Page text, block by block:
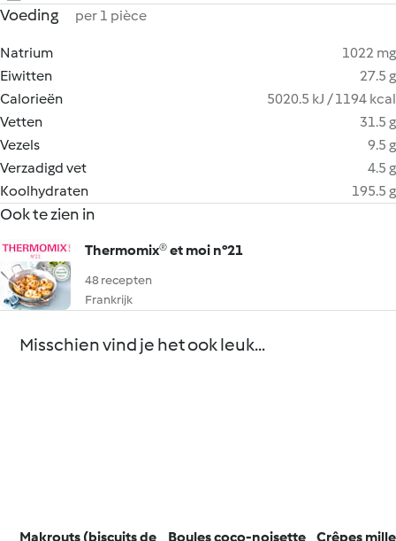
Voeding per 1 pièce
Natrium
1022 mg
Eiwitten
27.5 g
Calorieën
5020.5 kJ / 1194 kcal
Vetten
31.5 g
Vezels
9.5 g
Verzadigd vet
4.5 g
Koolhydraten
195.5 g
Ook te zien in
Thermomix® et moi n°21
48 recepten
Frankrijk
Misschien vind je het ook leuk...
Makrouts (biscuits de
Boules coco-noisette
Crêpes